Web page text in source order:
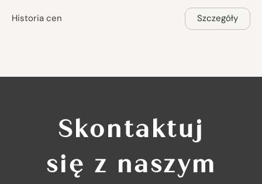
Historia cen Szczegóły
Skontaktuj
się z naszym